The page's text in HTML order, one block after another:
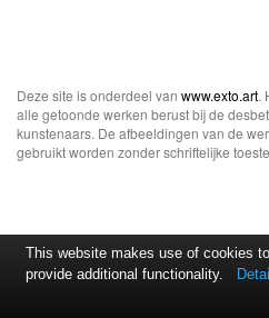
Deze site is onderdeel van www.exto.art.
alle getoonde werken berust bij de
kunstenaars. De afbeeldingen van de
gebruikt worden zonder schriftelijke
This website makes use of cookies
provide additional functionality.